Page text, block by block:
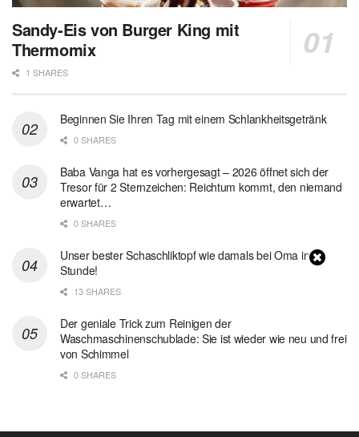
Sandy-Eis von Burger King mit
Thermomix
1 SHARES
Beginnen Sie Ihren Tag mit einem Schlankheitsgetränk
0 SHARES
Baba Vanga hat es vorhergesagt – 2026 öffnet sich der
Tresor für 2 Sternzeichen: Reichtum kommt, den niemand
erwartet…
0 SHARES
Unser bester Schaschliktopf wie damals bei Oma in 1
Stunde!
13 SHARES
Der geniale Trick zum Reinigen der
Waschmaschinenschublade: Sie ist wieder wie neu und frei
von Schimmel
0 SHARES